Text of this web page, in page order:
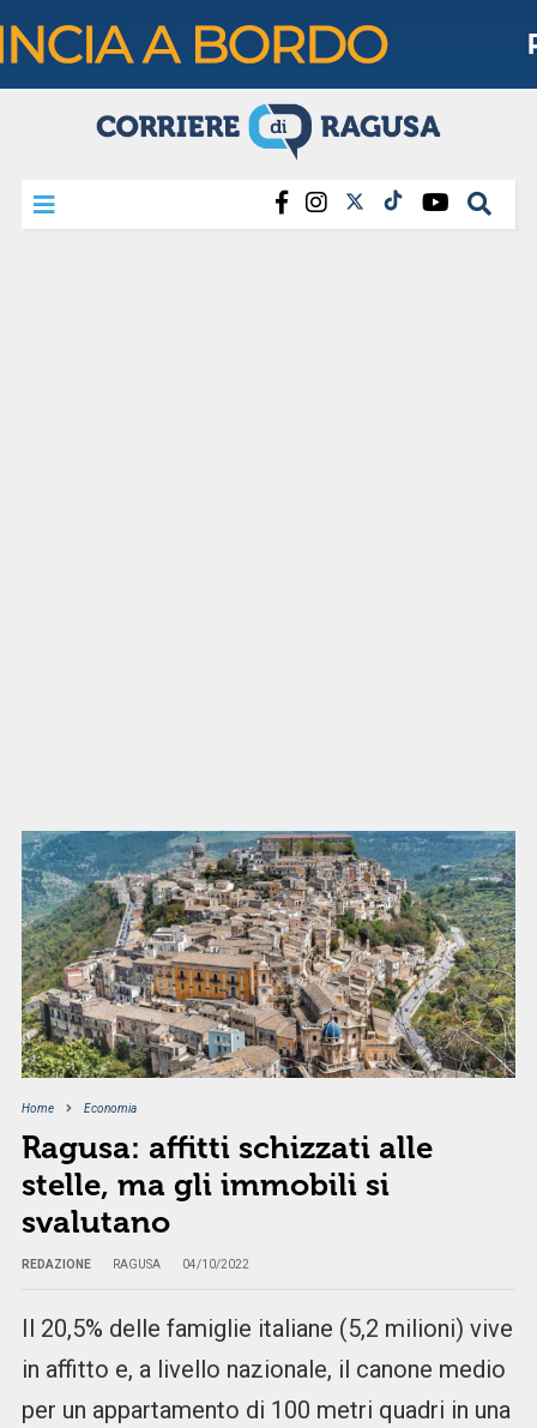
Home Economia
Ragusa: affitti schizzati alle
stelle, ma gli immobili si
svalutano
REDAZIONE RAGUSA 04/10/2022
Il 20,5% delle famiglie italiane (5,2 milioni) vive
in affitto e, a livello nazionale, il canone medio
per un appartamento di 100 metri quadri in una